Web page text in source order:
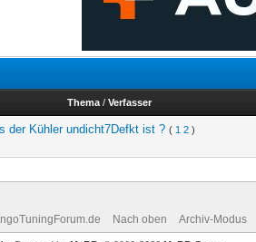
Thema / Verfasser
der Kühler undicht7Defkt ist ? ( 1 2 )
Nach oben Archiv-Modus